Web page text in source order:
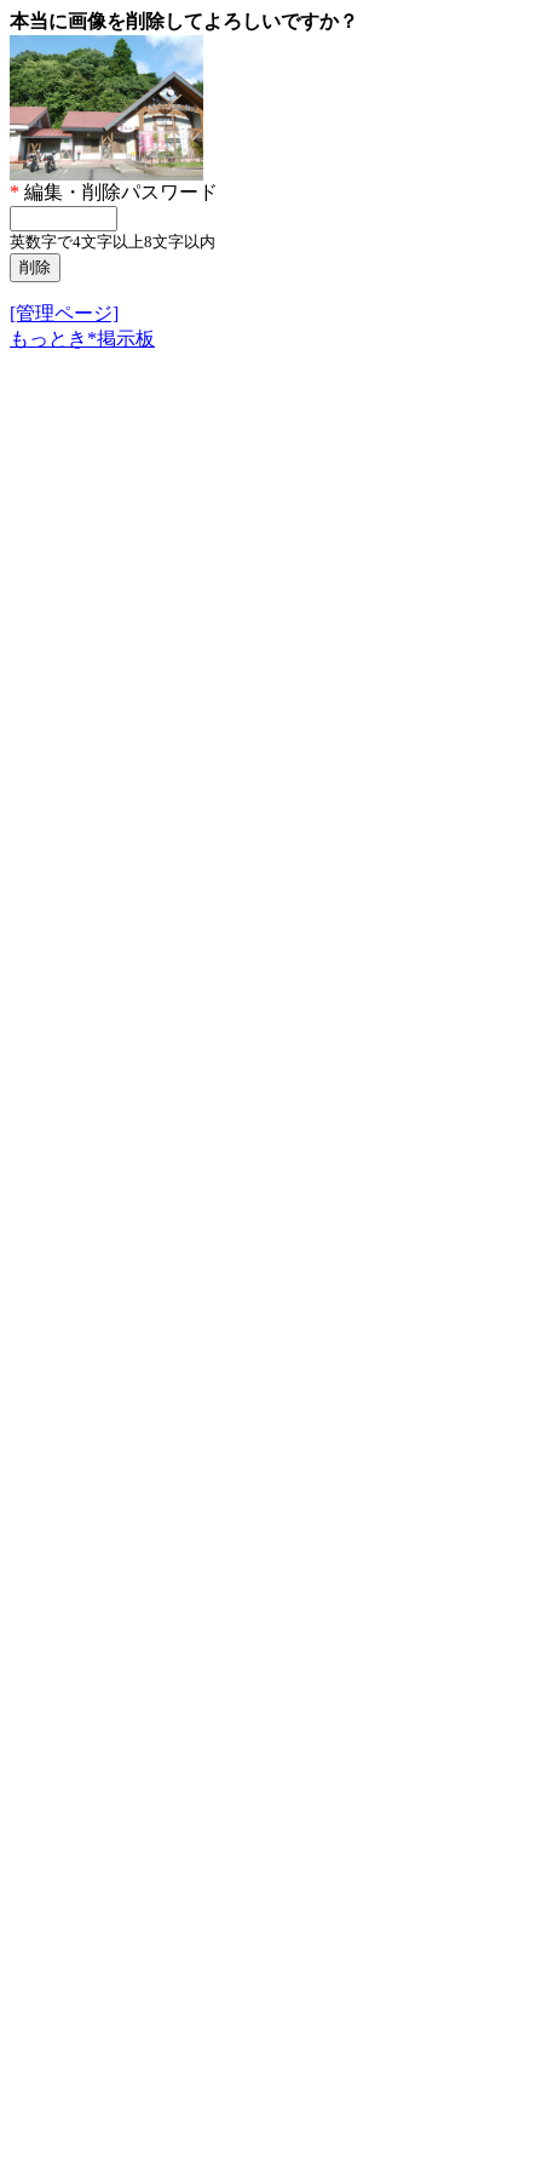
本当に画像を削除してよろしいですか？
* 編集・削除パスワード
英数字で4文字以上8文字以内
[管理ページ]
もっとき*掲示板